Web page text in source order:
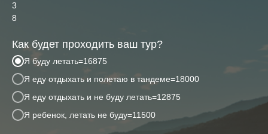
3
8
Как будет проходить ваш тур?
Я буду летать=16875
Я еду отдыхать и полетаю в тандеме=18000
Я еду отдыхать и не буду летать=12875
Я ребенок, летать не буду=11500